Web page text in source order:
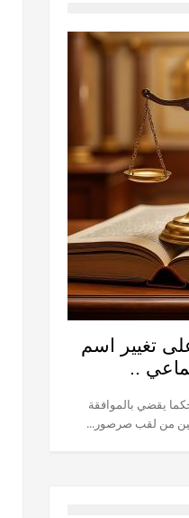
تغيير اسم
..
يقضي بالموافقة
من لقب صرصور...